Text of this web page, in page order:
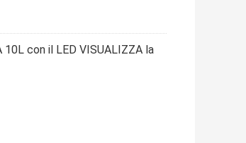
con il LED VISUALIZZA la